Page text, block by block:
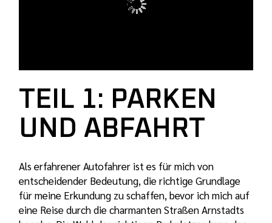
TEIL 1: PARKEN
UND ABFAHRT
Als erfahrener Autofahrer ist es für mich von
entscheidender Bedeutung, die richtige Grundlage
für meine Erkundung zu schaffen, bevor ich mich auf
eine Reise durch die charmanten Straßen Arnstadts